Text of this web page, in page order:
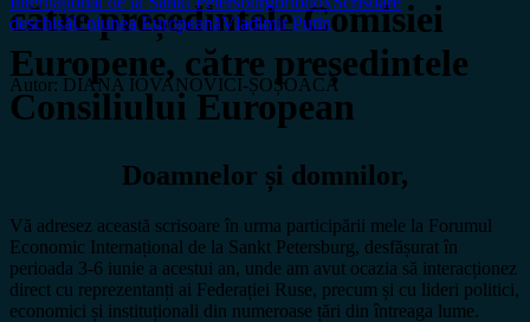
către președintele Comisiei
Europene, către președintele
Consiliului European
deschisăUniunea EuropeanăVladimir Putin
Autor: DIANA IOVANOVICI-ȘOȘOACĂ
Doamnelor și domnilor,
Vă adresez această scrisoare în urma participării mele la Forumul
Economic Internațional de la Sankt Petersburg, desfășurat în
perioada 3-6 iunie a acestui an, unde am avut ocazia să interacționez
direct cu reprezentanți ai Federației Ruse, precum și cu lideri politici,
economici și instituționali din numeroase țări din întreaga lume.